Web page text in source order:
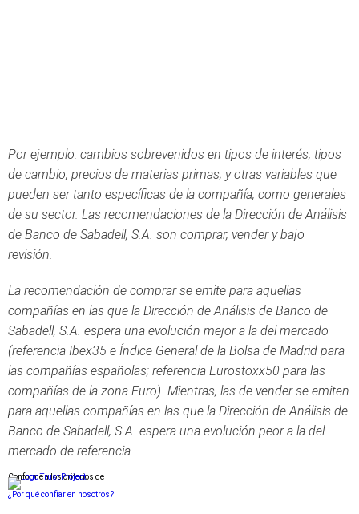
Por ejemplo: cambios sobrevenidos en tipos de interés, tipos
de cambio, precios de materias primas; y otras variables que
pueden ser tanto específicas de la compañía, como generales
de su sector. Las recomendaciones de la Dirección de Análisis
de Banco de Sabadell, S.A. son comprar, vender y bajo
revisión.
La recomendación de comprar se emite para aquellas
compañías en las que la Dirección de Análisis de Banco de
Sabadell, S.A. espera una evolución mejor a la del mercado
(referencia Ibex35 e Índice General de la Bolsa de Madrid para
las compañías españolas; referencia Eurostoxx50 para las
compañías de la zona Euro). Mientras, las de vender se emiten
para aquellas compañías en las que la Dirección de Análisis de
Banco de Sabadell, S.A. espera una evolución peor a la del
mercado de referencia.
Conforme a los criterios de
¿Por qué confiar en nosotros?